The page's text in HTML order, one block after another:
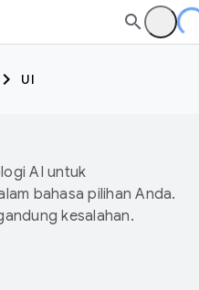
UI
AI untuk
bahasa pilihan Anda.
kesalahan.